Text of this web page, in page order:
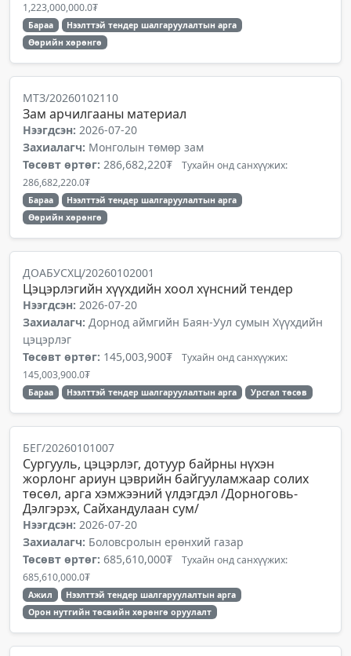
1,223,000,000.0₮
Бараа
Нээлттэй тендер шалгаруулалтын арга
Өөрийн хөрөнгө
МТЗ/20260102110
Зам арчилгааны материал
Нээгдсэн: 2026-07-20
Захиалагч: Монголын төмөр зам
Төсөвт өртөг: 286,682,220₮ Тухайн онд санхүүжих:
286,682,220.0₮
Бараа
Нээлттэй тендер шалгаруулалтын арга
Өөрийн хөрөнгө
ДОАБУСХЦ/20260102001
Цэцэрлэгийн хүүхдийн хоол хүнсний тендер
Нээгдсэн: 2026-07-20
Захиалагч: Дорнод аймгийн Баян-Уул сумын Хүүхдийн
цэцэрлэг
Төсөвт өртөг: 145,003,900₮ Тухайн онд санхүүжих:
145,003,900.0₮
Бараа Нээлттэй тендер шалгаруулалтын арга Урсгал төсөв
БЕГ/20260101007
Сургууль, цэцэрлэг, дотуур байрны нүхэн
жорлонг ариун цэврийн байгууламжаар солих
төсөл, арга хэмжээний үлдэгдэл /Дорноговь-
Дэлгэрэх, Сайхандулаан сум/
Нээгдсэн: 2026-07-20
Захиалагч: Боловсролын ерөнхий газар
Төсөвт өртөг: 685,610,000₮ Тухайн онд санхүүжих:
685,610,000.0₮
Ажил
Нээлттэй тендер шалгаруулалтын арга
Орон нутгийн төсвийн хөрөнгө оруулалт